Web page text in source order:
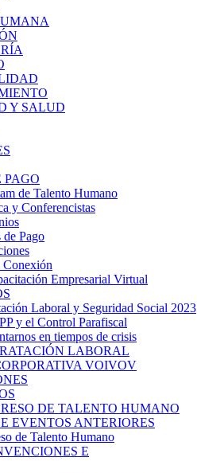
Y SALUD
PAGO
de Talento Humano
y Conferencistas
Pago
Conexión
Empresarial Virtual
Laboral y Seguridad Social 2023
y el Control Parafiscal
en tiempos de crisis
LABORAL
VOIVOV
DE TALENTO HUMANO
EVENTOS ANTERIORES
de Talento Humano
E